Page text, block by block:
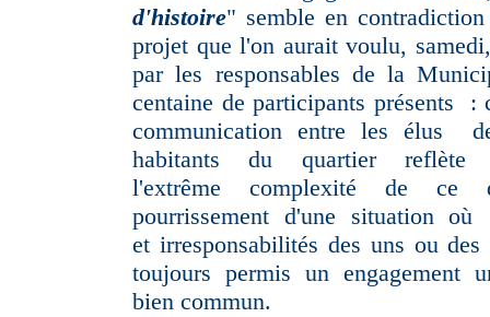
d'histoire" semble en
projet que l'on aurait voulu,
par les responsables de la
centaine de participants présents :
communication entre les élus
habitants du quartier
l'extrême complexité de ce
pourrissement d'une situation où
et irresponsabilités des uns ou des
toujours permis un engagement
bien commun.